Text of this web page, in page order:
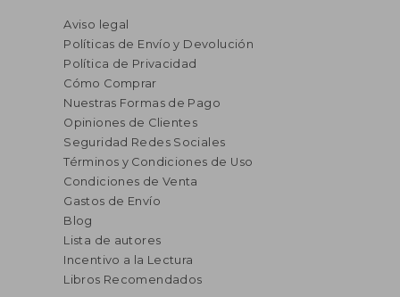
Aviso legal
Políticas de Envío y Devolución
Política de Privacidad
Cómo Comprar
Nuestras Formas de Pago
Opiniones de Clientes
Seguridad Redes Sociales
Términos y Condiciones de Uso
Condiciones de Venta
Gastos de Envío
Blog
Lista de autores
Incentivo a la Lectura
Libros Recomendados